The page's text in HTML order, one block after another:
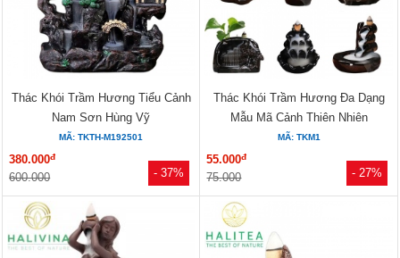
- 37%
Thác Khói Trầm Hương Tiểu Cảnh
Nam Sơn Hùng Vỹ
MÃ: TKTH-M192501
380.000đ
600.000 - 27%
Thác Khói Trầm Hương Đa Dạng
Mẫu Mã Cảnh Thiên Nhiên
MÃ: TKM1
55.000đ
75.000